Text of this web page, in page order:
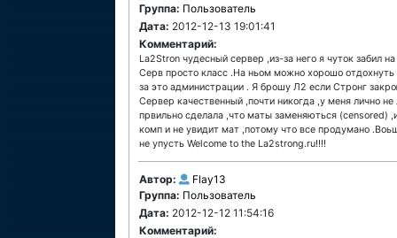
Группа: Пользователь
Дата: 2012-12-13 19:01:41
Комментарий:
La2Stron чудесный сервер ,из-за него я чуток забил
Серв просто класс .На ньом можно хорошо
за это администрации . Я брошу Л2 если Стронг
Сервер качественный ,почти никогда ,у меня лично
првильно сделала ,что маты заменяються (censored)
комп и не увидит мат ,потому что все продумано
не упусть Welcome to the La2strong.ru!!!!
Автор:
Flay13
Группа: Пользователь
Дата: 2012-12-12 11:54:16
Комментарий: